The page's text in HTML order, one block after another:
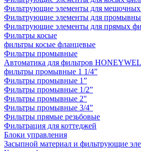
Фильтрующие элементы для мешочных
Фильтрующие элементы для
Фильтрующие элементы для прямых
Фильтры косые
фильтры косые фланцевые
Фильтры промывные
Автоматика для фильтров
фильтры промывные 1 1/4”
Фильтры промывные 1”
Фильтры промывные 1/2”
Фильтры промывные 2"
Фильтры промывные 3/4”
Фильтры прямые резьбовые
Фильтрация для коттеджей
Блоки управления
Засыпной материал и фильтрующие